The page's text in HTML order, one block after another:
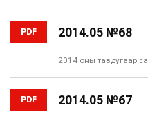
PDF 2014.05 №68
2014 оны тавдугаар
PDF 2014.05 №67